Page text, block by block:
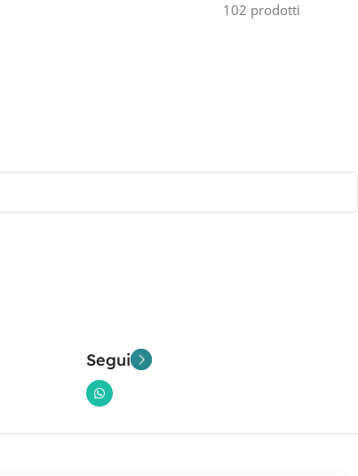
102 prodotti
Segui